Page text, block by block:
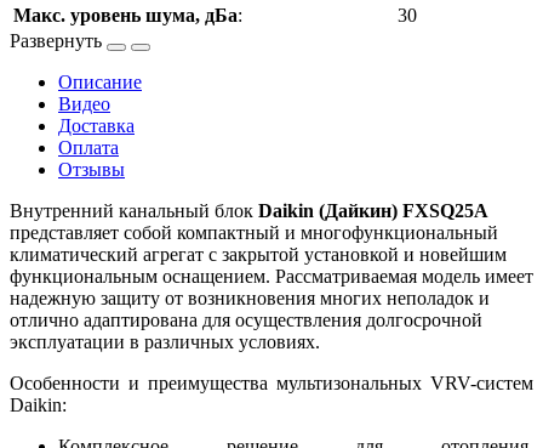
Макс. уровень шума, дБа: 30
Описание
Видео
Доставка
Оплата
Отзывы
Внутренний канальный блок Daikin (Дайкин) FXSQ25A
представляет собой компактный и многофункциональный
климатический агрегат с закрытой установкой и новейшим
функциональным оснащением. Рассматриваемая модель имеет
надежную защиту от возникновения многих неполадок и
отлично адаптирована для осуществления долгосрочной
эксплуатации в различных условиях.
Особенности и преимущества мультизональных VRV-систем
Daikin: